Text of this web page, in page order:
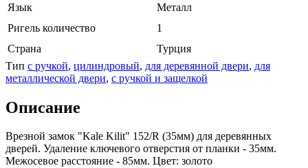
Язык
Металл
Ригель количество
1
Страна
Турция
Тип с ручкой, цилиндровый, для деревянной двери, для
металлической двери, с ручкой и защелкой
Описание
Врезной замок "Kale Kilit" 152/R (35мм) для деревянных
дверей. Удаление ключевого отверстия от планки - 35мм.
Межосевое расстояние - 85мм. Цвет: золото